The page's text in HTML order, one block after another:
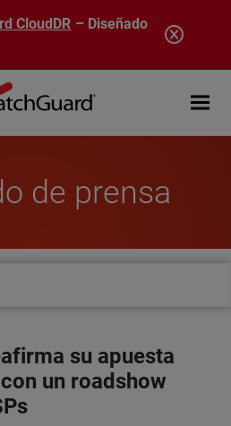
CloudDR – Diseñado
Open
de prensa
su apuesta
un roadshow